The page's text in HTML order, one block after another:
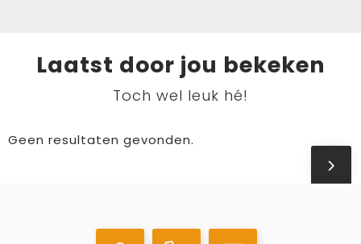
Laatst door jou bekeken
Toch wel leuk hé!
Geen resultaten gevonden.